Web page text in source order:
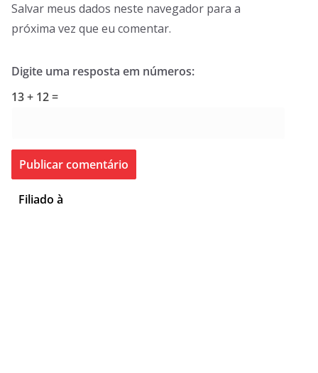
Salvar meus dados neste navegador para a
próxima vez que eu comentar.
Digite uma resposta em números:
13 + 12 =
Filiado à